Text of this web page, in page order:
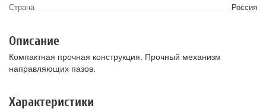
Страна
Россия
Описание
Компактная прочная конструкция. Прочный механизм
направляющих пазов.
Характеристики